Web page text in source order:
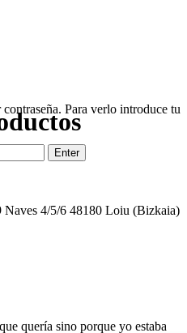
Para verlo introduce tu
Naves 4/5/6 48180 Loiu (Bizkaia)
quería sino porque yo estaba